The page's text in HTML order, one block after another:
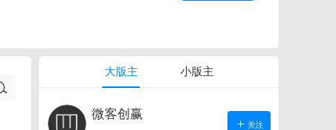
大版主 小版主
微客创赢
关注